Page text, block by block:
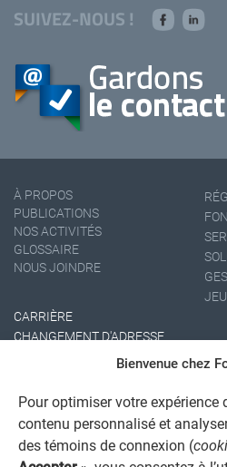
Bienvenue chez
Pour optimiser votre
contenu personnalisé et
des témoins de connexion (
SUIVEZ-NOUS !
À PROPOS
PUBLICATIONS
NOS ACTIVITÉS
GLOSSAIRE
NOUS JOINDRE
CARRIÈRE
CHANGEMENT D'ADRESSE